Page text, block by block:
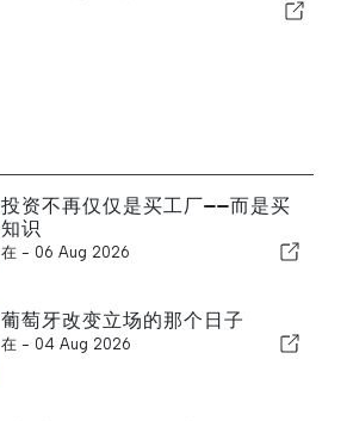
投资不再仅仅是买工厂——而是买
知识
在 - 06 Aug 2026
葡萄牙改变立场的那个日子
在 - 04 Aug 2026